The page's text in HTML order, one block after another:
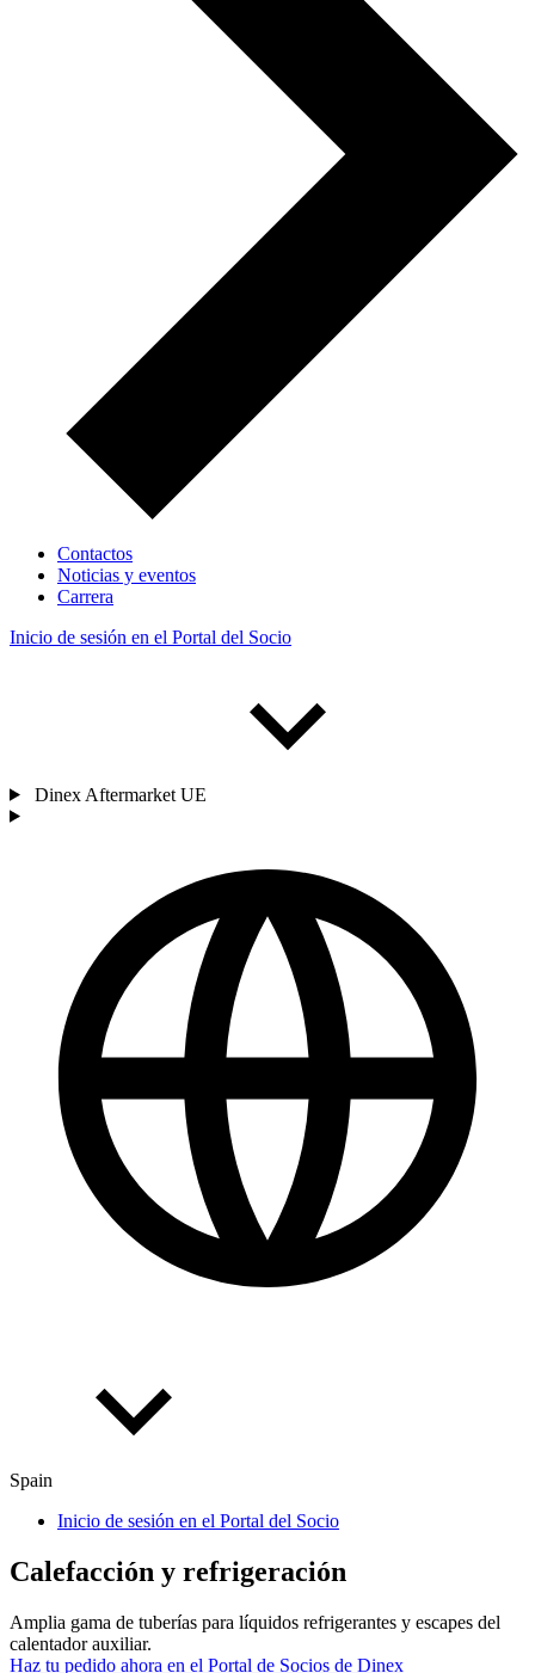
Contactos
Noticias y eventos
Carrera
Inicio de sesión en el Portal del Socio
Dinex Aftermarket UE
Spain
Inicio de sesión en el Portal del Socio
Cale­fac­ción y ref­ri­ge­ra­ción
Amplia gama de tuberías para líquidos refrigerantes y escapes del
calentador auxiliar.
Haz tu pedido ahora en el Portal de Socios de Dinex